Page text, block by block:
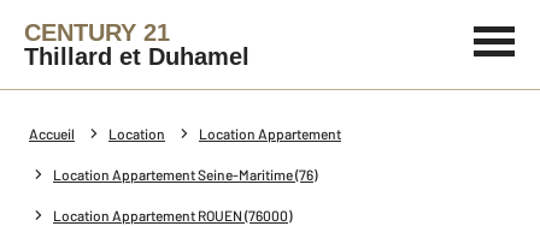
CENTURY 21
Thillard et Duhamel
Accueil Location Location Appartement
Location Appartement Seine-Maritime (76)
Location Appartement ROUEN (76000)